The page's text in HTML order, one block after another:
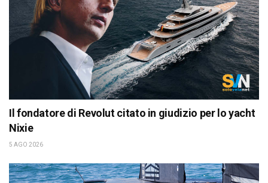
Il fondatore di Revolut citato in giudizio per lo yacht
Nixie
5 AGO 2026